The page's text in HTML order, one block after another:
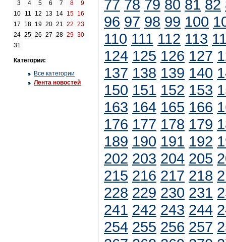
3
4 5 6 7 8
9
10
11 12 13 14 15 16
17
18 19 20 21 22
23
24 25 26 27 28 29 30
31
Категории:
Все категории
Лента новостей
77 78 79 80 81 82
96 97 98 99 100
110 111 112 113
124 125 126 127
137 138 139 140
150 151 152 153
163 164 165 166
176 177 178 179
189 190 191 192
202 203 204 205
215 216 217 218
228 229 230 231
241 242 243 244
254 255 256 257